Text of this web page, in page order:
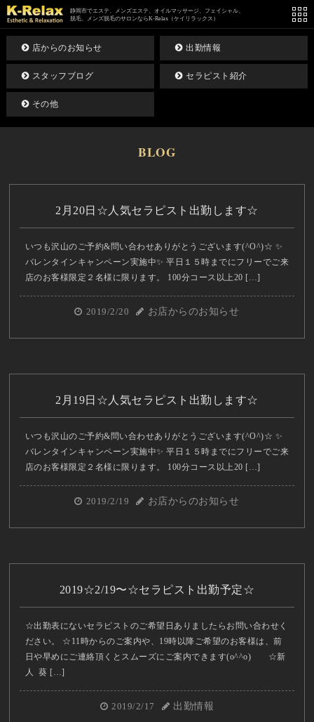
静岡市でエステ、メンズエステ、オイルマッサージ、フェイシャル、
脱毛、メンズ脱毛のサロンならK-Relax（ケイリラックス）
店からのお知らせ 出勤情報
スタッフブログ セラピスト紹介
その他
BLOG
2月20日☆人気セラピスト出勤します☆
いつも沢山のご予約&問い合わせありがとうございます(^O^)☆ ✨
バレンタインキャンペーン実施中✨ 平日１５時までにフリーでご来
店のお客様限定２名様に限ります。 100分コース以上20 […]
2019/2/20 お店からのお知らせ
2月19日☆人気セラピスト出勤します☆
いつも沢山のご予約&問い合わせありがとうございます(^O^)☆ ✨
バレンタインキャンペーン実施中✨ 平日１５時までにフリーでご来
店のお客様限定２名様に限ります。 100分コース以上20 […]
2019/2/19 お店からのお知らせ
2019☆2/19〜☆セラピスト出勤予定☆
☆出勤表にないセラピストのご希望日ありましたらお問い合わせく
ださい。 ☆11時からのご案内や、19時以降ご希望のお客様は、前
日や早めにご連絡頂くとスムーズにご案内できます(o^^o) ☆新
人 葵 […]
2019/2/17 出勤情報